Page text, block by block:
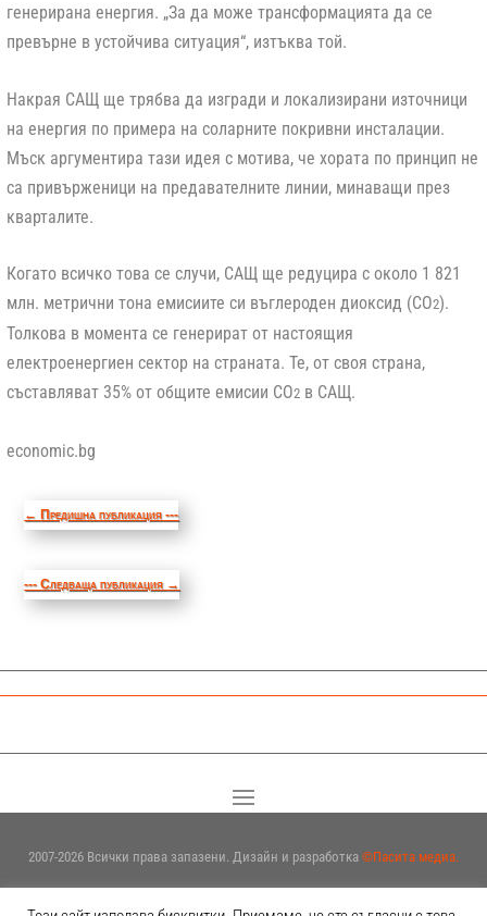
генерирана енергия. „За да може трансформацията да се
превърне в устойчива ситуация“, изтъква той.
Накрая САЩ ще трябва да изгради и локализирани източници
на енергия по примера на соларните покривни инсталации.
Мъск аргументира тази идея с мотива, че хората по принцип не
са привърженици на предавателните линии, минаващи през
кварталите.
Когато всичко това се случи, САЩ ще редуцира с около 1 821
млн. метрични тона емисиите си въглероден диоксид (CO2).
Толкова в момента се генерират от настоящия
електроенергиен сектор на страната. Те, от своя страна,
съставляват 35% от общите емисии СО2 в САЩ.
economic.bg
← Предишна публикация ---
--- Следваща публикация →
2007-2026 Всички права запазени. Дизайн и разработка ©Пасита медиа.